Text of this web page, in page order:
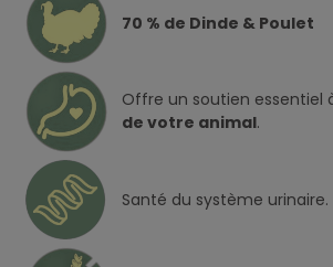
70 % de Dinde & Poulet
Offre un soutien essentiel
de votre animal.
Santé du système urinaire.